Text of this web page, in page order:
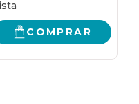
COMPRAR